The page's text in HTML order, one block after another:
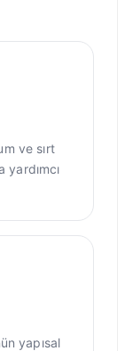
ve sırt
yapısal